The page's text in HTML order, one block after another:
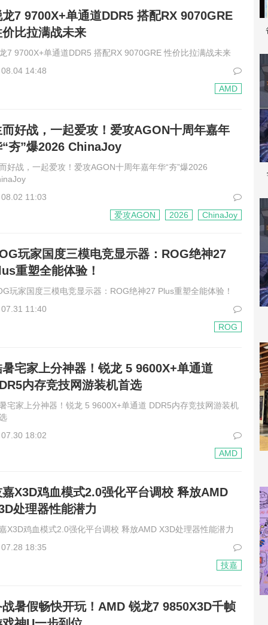
7 9700X+单通道DDR5 搭配RX 9070GRE
价比拉满战未来
7 9700X+单通道DDR5 搭配RX 9070GRE 性价比拉满战未来
14:48
AMD
而好战，一起爱攻！爱攻AGON十周年嘉年
“夯”爆2026 ChinaJoy
好战，一起爱攻！爱攻AGON十周年嘉年华“夯”爆2026
11:03
爱攻AGON
2026 ChinaJoy
玩家国度三模电竞显示器：ROG绝神27
重塑全能体验！
玩家国度三模电竞显示器：ROG绝神27 Plus重塑全能体验！
11:40
ROG
暑宅家上分神器！锐龙 5 9600X+单通道
内存竞技网游装机首选
宅家上分神器！锐龙 5 9600X+单通道 DDR5内存竞技网游装机
18:02
AMD
嘉X3D鸡血模式2.0强化平台调校 释放AMD
处理器性能潜力
X3D鸡血模式2.0强化平台调校 释放AMD X3D处理器性能潜力
18:35
技嘉
战暑假畅快开玩！AMD 锐龙7 9850X3D千帧